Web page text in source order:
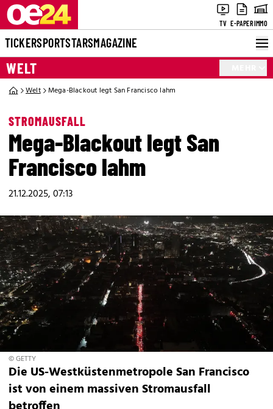
TV E-PAPERIMMO
TICKERSPORTSTARSMAGAZINE
WELT
Welt Mega-Blackout legt San Francisco lahm
STROMAUSFALL
Mega-Blackout legt San
Francisco lahm
21.12.2025, 07:13
© GETTY
Die US-Westküstenmetropole San Francisco
ist von einem massiven Stromausfall